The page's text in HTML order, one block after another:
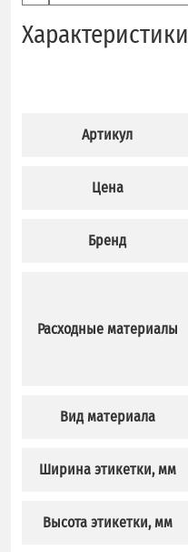
Характеристики
Артикул
Цена
Бренд
Расходные материалы
Вид материала
Ширина этикетки, мм
Высота этикетки, мм